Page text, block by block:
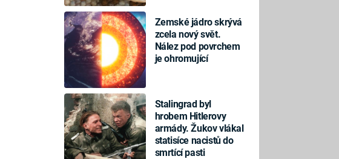
Zemské jádro skrývá
zcela nový svět.
Nález pod povrchem
je ohromující
Stalingrad byl
hrobem Hitlerovy
armády. Žukov vlákal
statisíce nacistů do
smrtící pasti